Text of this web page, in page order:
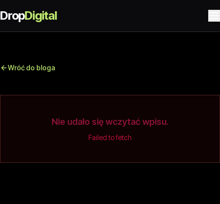
DropDigital
Wróć do bloga
Nie udało się wczytać wpisu.
Failed to fetch